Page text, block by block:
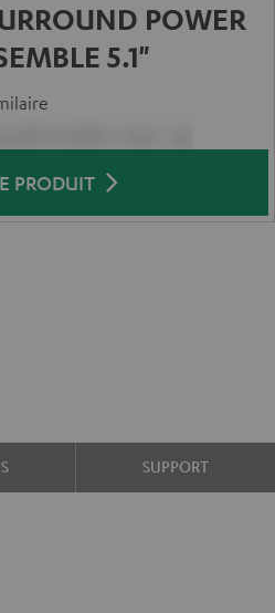
POWER
5.1"
PRODUIT
SUPPORT